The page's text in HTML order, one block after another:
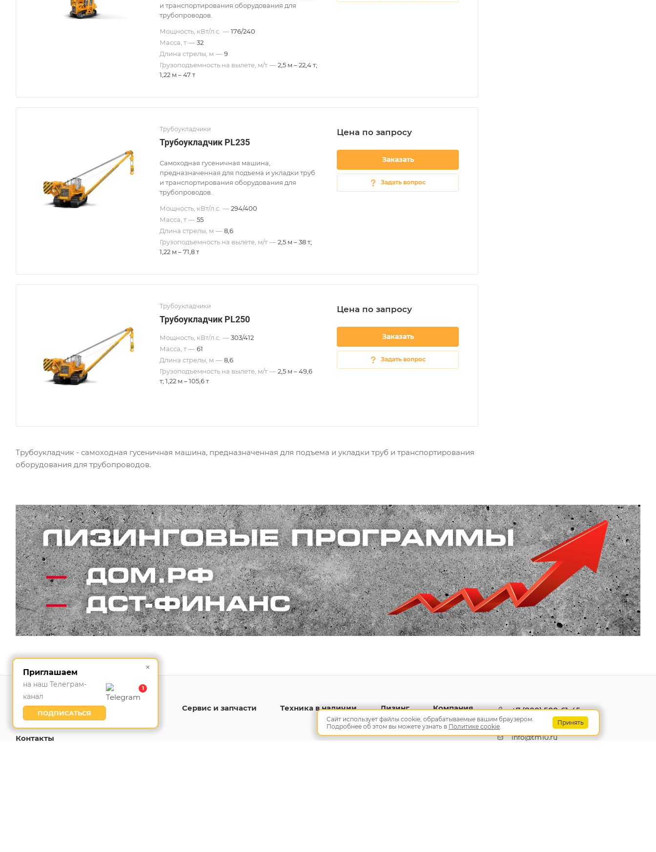
и транспортирования оборудования для
трубопроводов.
Мощность, кВт/л.с. — 176/240
Масса, т — 32
Длина стрелы, м — 9
Грузоподъемность на вылете, м/т — 2,5 м – 22,4 т;
1,22 м – 47 т
Трубоукладчики
Трубоукладчик PL235
Самоходная гусеничная машина,
предназначенная для подъема и укладки труб
и транспортирования оборудования для
трубопроводов.
Мощность, кВт/л.с. — 294/400
Масса, т — 55
Длина стрелы, м — 8,6
Грузоподъемность на вылете, м/т — 2,5 м – 38 т;
1,22 м – 71,8 т
Цена по запросу
Заказать
Задать вопрос
Трубоукладчики
Трубоукладчик PL250
Мощность, кВт/л.с. — 303/412
Масса, т — 61
Длина стрелы, м — 8,6
Грузоподъемность на вылете, м/т — 2,5 м – 49,6
т; 1,22 м – 105,6 т
Цена по запросу
Заказать
Задать вопрос
Трубоукладчик - самоходная гусеничная машина, предназначенная для подъема и укладки труб и транспортирования
оборудования для трубопроводов.
Каталог Отраслевые решения Сервис и запчасти Техника в наличии Лизинг Компания
Контакты
+7 (800) 500-61-45
Заказать звонок
info@tm10.ru
×
Приглашаем
на наш Телеграм-
канал
ПОДПИСАТЬСЯ
1
Сайт использует файлы cookie, обрабатываемые вашим браузером.
Подробнее об этом вы можете узнать в Политике cookie Принять